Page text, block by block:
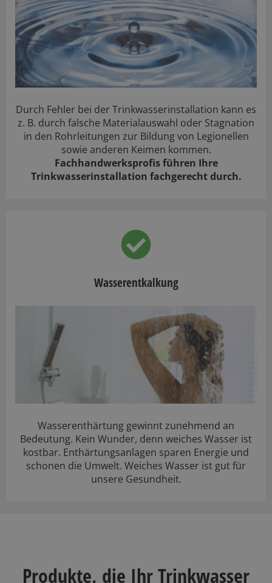
Durch Fehler bei der Trinkwasserinstallation kann es
z. B. durch falsche Materialauswahl oder Stagnation
in den Rohrleitungen zur Bildung von Legionellen
sowie anderen Keimen kommen.
Fachhandwerksprofis führen Ihre
Trinkwasserinstallation fachgerecht durch.
Wasserentkalkung
Wasserenthärtung gewinnt zunehmend an
Bedeutung. Kein Wunder, denn weiches Wasser ist
kostbar. Enthärtungsanlagen sparen Energie und
schonen die Umwelt. Weiches Wasser ist gut für
unsere Gesundheit.
Produkte, die Ihr Trinkwasser